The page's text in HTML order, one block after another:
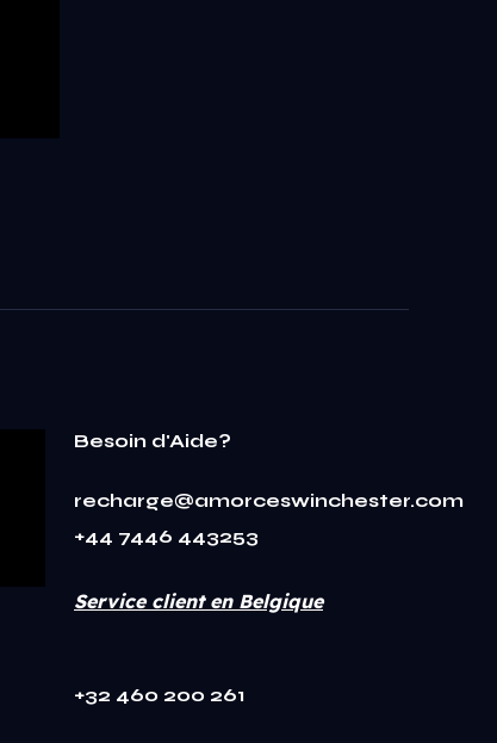
Besoin d'Aide?
recharge@amorceswinchester.com
+44 7446 443253
Service client en Belgique
+32 460 200 261